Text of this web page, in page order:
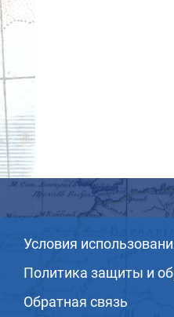
Условия
Политика защиты и
Обратная связь